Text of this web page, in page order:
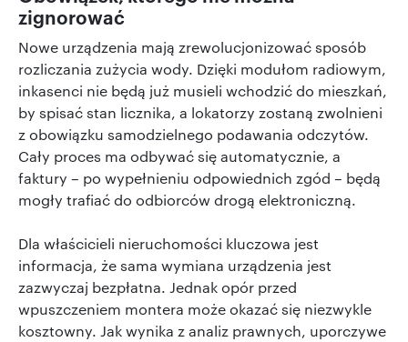
zignorować
Nowe urządzenia mają zrewolucjonizować sposób
rozliczania zużycia wody. Dzięki modułom radiowym,
inkasenci nie będą już musieli wchodzić do mieszkań,
by spisać stan licznika, a lokatorzy zostaną zwolnieni
z obowiązku samodzielnego podawania odczytów.
Cały proces ma odbywać się automatycznie, a
faktury – po wypełnieniu odpowiednich zgód – będą
mogły trafiać do odbiorców drogą elektroniczną.
Dla właścicieli nieruchomości kluczowa jest
informacja, że sama wymiana urządzenia jest
zazwyczaj bezpłatna. Jednak opór przed
wpuszczeniem montera może okazać się niezwykle
kosztowny. Jak wynika z analiz prawnych, uporczywe